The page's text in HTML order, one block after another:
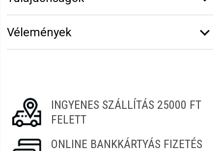
Vélemények
INGYENES SZÁLLÍTÁS 25000 FT
FELETT
ONLINE BANKKÁRTYÁS FIZETÉS